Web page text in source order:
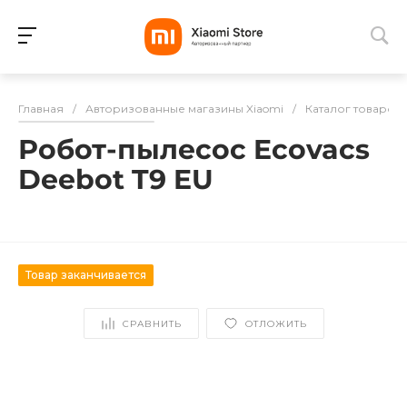
Разбейте
оплатуна части
График платежей
Главная / Авторизованные магазины Xiaomi / Каталог товаров
Робот-пылесос Ecovacs
Deebot T9 EU
Товар заканчивается
СРАВНИТЬ ОТЛОЖИТЬ